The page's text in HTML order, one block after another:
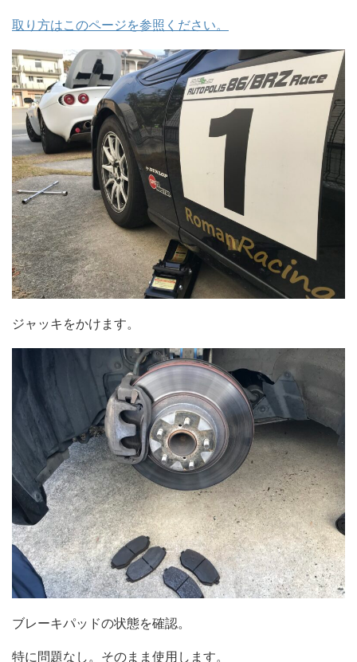
取り方はこのページを参照ください。
ジャッキをかけます。
ブレーキパッドの状態を確認。
特に問題なし。そのまま使用します。